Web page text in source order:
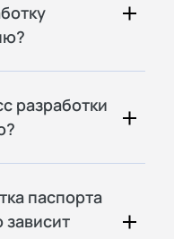
разработки
паспорта
зависит